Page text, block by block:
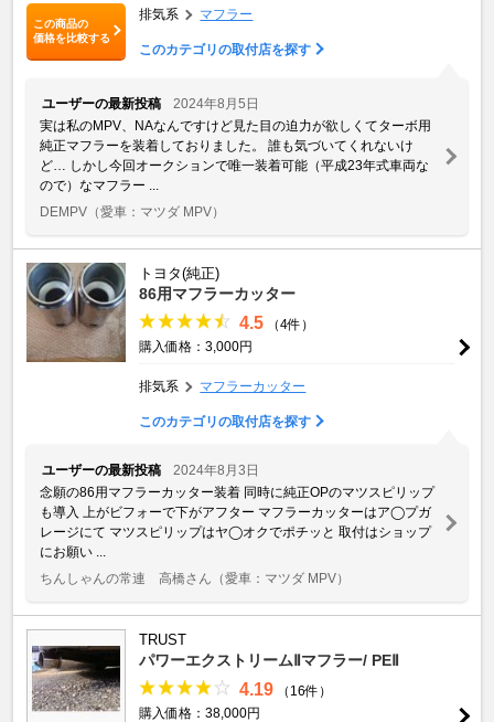
この商品の
価格を比較する
排気系 マフラー
このカテゴリの取付店を探す
ユーザーの最新投稿
2024年8月5日
実は私のMPV、NAなんですけど見た目の迫力が欲しくてターボ用
純正マフラーを装着しておりました。 誰も気づいてくれないけ
ど… しかし今回オークションで唯一装着可能（平成23年式車両な
ので）なマフラー ...
DEMPV （愛車：マツダ MPV）
トヨタ(純正)
86用マフラーカッター
4.5
（4件）
購入価格：3,000円
排気系 マフラーカッター
このカテゴリの取付店を探す
ユーザーの最新投稿
2024年8月3日
念願の86用マフラーカッター装着 同時に純正OPのマツスピリップ
も導入 上がビフォーで下がアフター マフラーカッターはア◯プガ
レージにて マツスピリップはヤ◯オクでポチッと 取付はショップ
にお願い ...
ちんしゃんの常連 高橋さん （愛車：マツダ MPV）
TRUST
パワーエクストリームⅡマフラー/ PEⅡ
4.19
（16件）
購入価格：38,000円